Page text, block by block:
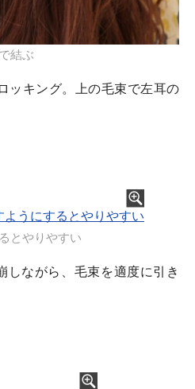
結ぶ
ッキング。上の毛束で左耳の
とやりやすい
しながら、毛束を適度に引き